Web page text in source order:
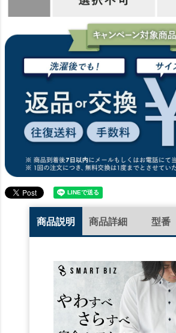
商品説明 商品詳細 型番